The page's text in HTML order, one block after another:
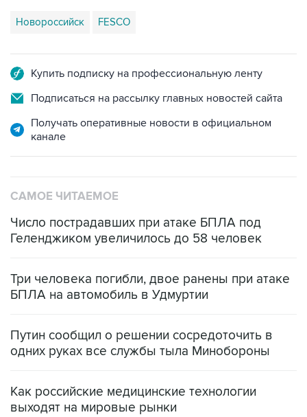
Новороссийск FESCO
Купить подписку на профессиональную ленту
Подписаться на рассылку главных новостей сайта
Получать оперативные новости в официальном
канале
САМОЕ ЧИТАЕМОЕ
Число пострадавших при атаке БПЛА под
Геленджиком увеличилось до 58 человек
Три человека погибли, двое ранены при атаке
БПЛА на автомобиль в Удмуртии
Путин сообщил о решении сосредоточить в
одних руках все службы тыла Минобороны
Как российские медицинские технологии
выходят на мировые рынки